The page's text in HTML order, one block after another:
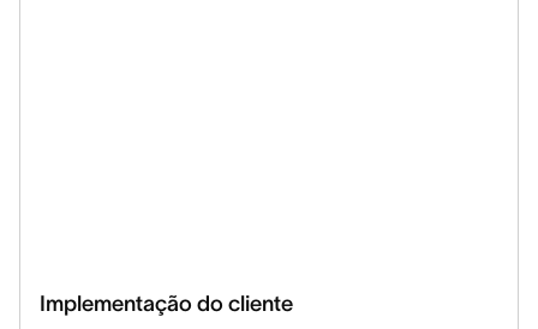
Implementação do cliente